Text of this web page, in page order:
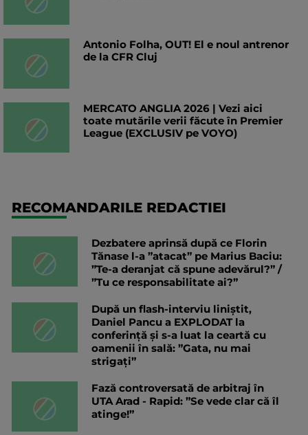
Antonio Folha, OUT! El e noul antrenor
de la CFR Cluj
MERCATO ANGLIA 2026 | Vezi aici
toate mutările verii făcute în Premier
League (EXCLUSIV pe VOYO)
RECOMANDARILE REDACTIEI
Dezbatere aprinsă după ce Florin
Tănase l-a ”atacat” pe Marius Baciu:
”Te-a deranjat că spune adevărul?” /
”Tu ce responsabilitate ai?”
După un flash-interviu liniștit,
Daniel Pancu a EXPLODAT la
conferință și s-a luat la ceartă cu
oamenii în sală: ”Gata, nu mai
strigați”
Fază controversată de arbitraj în
UTA Arad - Rapid: ”Se vede clar că îl
atinge!”